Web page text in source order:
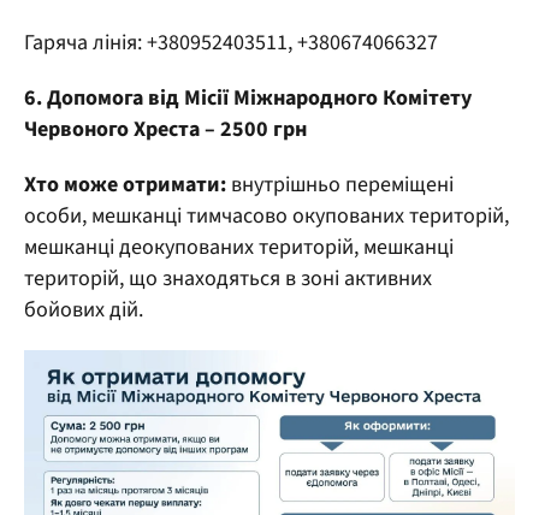
Гаряча лінія: +380952403511, +380674066327
6. Допомога від Місії Міжнародного Комітету
Червоного Хреста – 2500 грн
Хто може отримати: внутрішньо переміщені
особи, мешканці тимчасово окупованих територій,
мешканці деокупованих територій, мешканці
територій, що знаходяться в зоні активних
бойових дій.